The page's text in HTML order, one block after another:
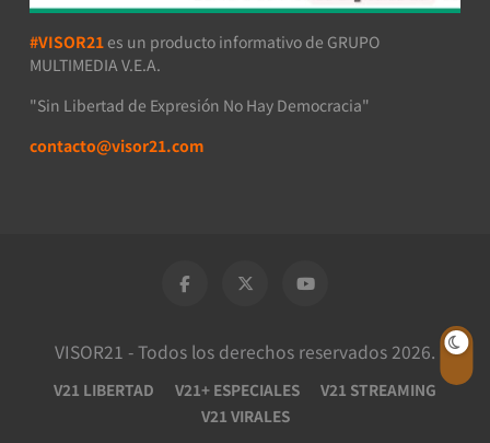
#VISOR21 es un producto informativo de GRUPO
MULTIMEDIA V.E.A.
"Sin Libertad de Expresión No Hay Democracia"
contacto@visor21.com
VISOR21 - Todos los derechos reservados 2026.
V21 LIBERTAD V21+ ESPECIALES
V21 STREAMING
V21 VIRALES